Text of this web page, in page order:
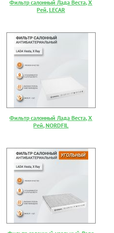
Фильтр салонный Лада Веста, Х
Рей, LECAR
Фильтр салонный Лада Веста, Х
Рей, NORDFIL